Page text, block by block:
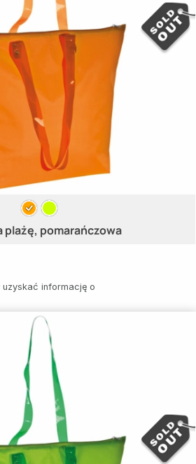
plażę, pomarańczowa
uzyskać informację o